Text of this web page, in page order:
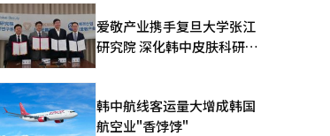
爱敬产业携手复旦大学张江
研究院 深化韩中皮肤科研合
韩中航线客运量大增成韩国
航空业"香饽饽"